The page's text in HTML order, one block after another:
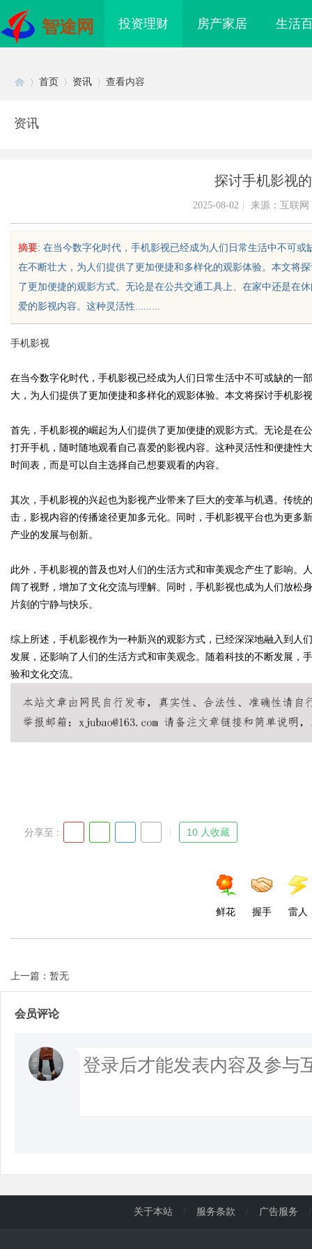
智途网 投资理财 房产家居 生活
sc
Bo
d
首页 资讯 查看内容
资讯
探讨手机影视
2025-08-02 来源：互联网
摘要: 在当今数字化时代，手机影视已经成为人们日常生活中不可
在不断壮大，为人们提供了更加便捷和多样化的观影体验。本文将
了更加便捷的观影方式。无论是在公共交通工具上、在家中还是在
爱的影视内容。这种灵活性.........
手机影视
在当今数字化时代，手机影视已经成为人们日常生活中不可或缺的一
大，为人们提供了更加便捷和多样化的观影体验。本文将探讨手机影
首先，手机影视的崛起为人们提供了更加便捷的观影方式。无论是在
打开手机，随时随地观看自己喜爱的影视内容。这种灵活性和便捷性
时间表，而是可以自主选择自己想要观看的内容。
其次，手机影视的兴起也为影视产业带来了巨大的变革与机遇。传统
击，影视内容的传播途径更加多元化。同时，手机影视平台也为更多
产业的发展与创新。
此外，手机影视的普及也对人们的生活方式和审美观念产生了影响。
阔了视野，增加了文化交流与理解。同时，手机影视也成为人们放松
片刻的宁静与快乐。
综上所述，手机影视作为一种新兴的观影方式，已经深深地融入到人
发展，还影响了人们的生活方式和审美观念。随着科技的不断发展，
验和文化交流。
分享至 : 10 人收藏
鲜花 握手 雷人
上一篇：暂无
会员评论
链接私域新势能｜MMN 南油大仓库
正式开放
关于本站 / 服务条款 / 广告服务 /